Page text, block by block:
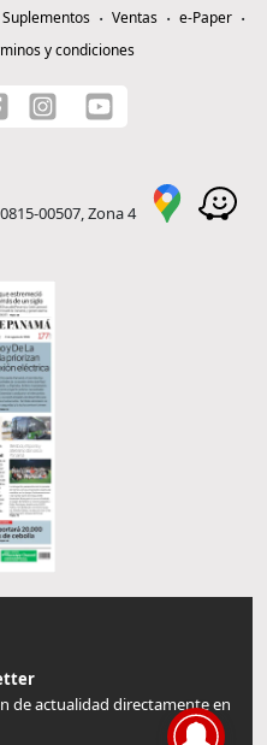
Suplementos Ventas
e-Paper
y condiciones
00507, Zona 4
de actualidad directamente en